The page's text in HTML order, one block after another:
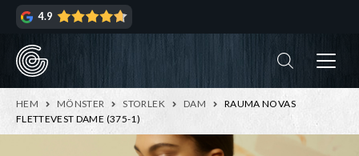
Hoppa
navigering
Hoppa
innehåll
4.9
HEM MÖNSTER STORLEK DAM
RAUMA NOVAS
FLETTEVEST DAME (375-1)